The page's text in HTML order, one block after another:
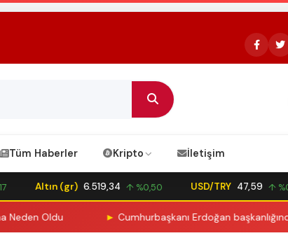
Tüm Haberler Kripto İletişim
Altın (gr) 6.519,34 ↑ %0,50 USD/TRY 47,59 ↑
Oldu Cumhurbaşkanı Erdoğan başkanlığında